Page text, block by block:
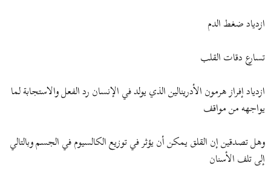
ازدياد ضغط الدم
تسارع دقات القلب
ازدياد إفراز هرمون الأدرينالين الذي يولد في الإنسان رد الفعل والاستجابة لما
يواجهه من مواقف
وهل تصدقين إن القلق يمكن أن يؤثر في توزيع الكالسيوم في الجسم وبالتالي
إلى تلف الأسنان